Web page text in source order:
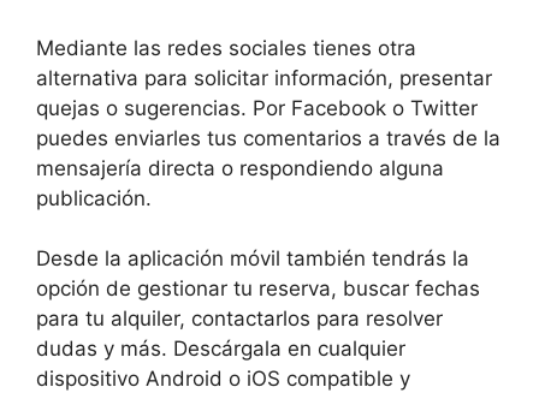
Mediante las redes sociales tienes otra
alternativa para solicitar información, presentar
quejas o sugerencias. Por Facebook o Twitter
puedes enviarles tus comentarios a través de la
mensajería directa o respondiendo alguna
publicación.
Desde la aplicación móvil también tendrás la
opción de gestionar tu reserva, buscar fechas
para tu alquiler, contactarlos para resolver
dudas y más. Descárgala en cualquier
dispositivo Android o iOS compatible y